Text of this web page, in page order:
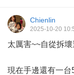
Chienlin
2025-10-20
太厲害~~自從拆
現在手邊還有一台